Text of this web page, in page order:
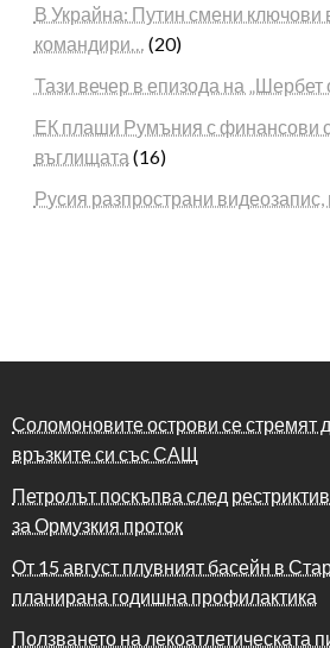
В Украйна: Путин смени ключови
командири… (20)
Тази вечер в епизода на „Шербет
ЕК плаши Румъния с финансови
въглищата (16)
Русия разпространи
Соломоновите острови се стремят
връзките си със САЩ
Петролът поскъпва след
за Ормузкия проток
От 15 август плувният басейн в
планирана годишна профилактика
Ползването на лекоатлетическата